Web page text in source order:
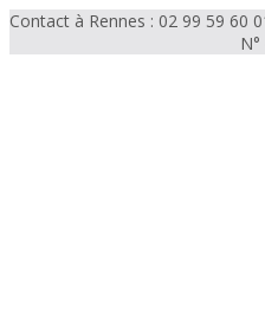
Contact à Rennes : 02 99 59 60